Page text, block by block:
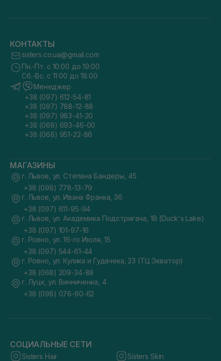
КОНТАКТЫ
sisters.co.ua@gmail.com
Пн.-Пт. с 10:00 до 19:00
Сб.-Вс. с 11:00 до 18:00
Менеджер
+38 (097) 612-54-81
+38 (097) 788-12-88
+38 (097) 983-41-20
+38 (068) 693-46-00
+38 (068) 951-22-86
МАГАЗИНЫ
г. Львов, ул. Степана Бандеры, 45
+38 (098) 778-13-79
г. Львов, ул. Ивана Франка, 36
+38 (097) 611-95-94
г. Львов, ул. Академика Подстригача, 1В (Duck's Lake)
+38 (097) 101-97-16
г. Ровно, ул. 16-го Июля, 15
+38 (097) 544-61-44
г. Ровно, ул. Кулика и Гудачека, 23 (ТЦ Экватор)
+38 (068) 209-34-88
г. Луцк, ул. Винниченка, 4
+38 (098) 076-60-62
СОЦИАЛЬНЫЕ СЕТИ
Sisters Hair Sisters Skin